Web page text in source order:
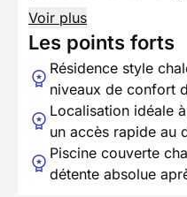
Voir plus
Les points forts
Résidence style
niveaux de confort
Localisation idéale
un accès rapide au
Piscine couverte
détente absolue